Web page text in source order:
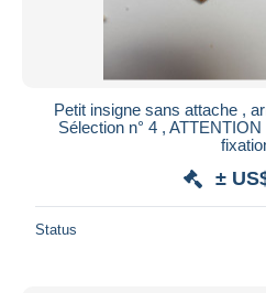
Petit insigne sans attache ,
Sélection n° 4 ,
±
Status